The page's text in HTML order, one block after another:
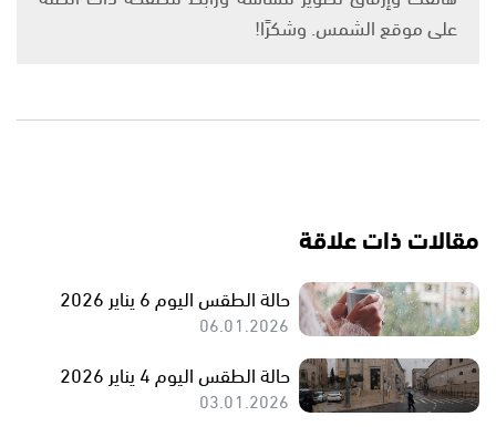
على موقع الشمس. وشكرًا!
مقالات ذات علاقة
حالة الطقس اليوم 6 يناير 2026
06.01.2026
حالة الطقس اليوم 4 يناير 2026
03.01.2026